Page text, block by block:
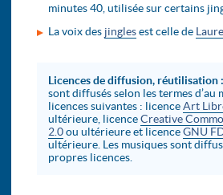
minutes 40, utilisée sur certains
La voix des jinglesest celle de
Licences de diffusion, réutilisation :
sont diffusés selon les termes d’au
licences suivantes : licenceArt
ultérieure, licenceCreative
2.0ou ultérieure et licenceGNU
ultérieure. Les musiques sont
propres licences.